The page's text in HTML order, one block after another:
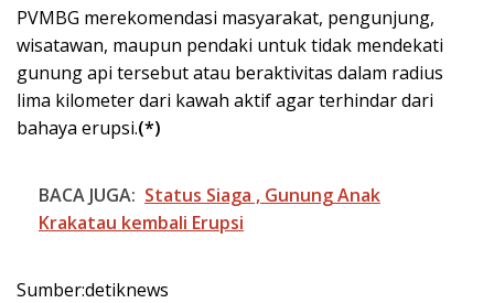
PVMBG merekomendasi masyarakat, pengunjung,
wisatawan, maupun pendaki untuk tidak mendekati
gunung api tersebut atau beraktivitas dalam radius
lima kilometer dari kawah aktif agar terhindar dari
bahaya erupsi.(*)
BACA JUGA: Status Siaga , Gunung Anak
Krakatau kembali Erupsi
Sumber:detiknews